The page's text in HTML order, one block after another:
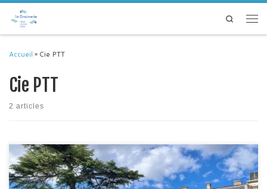
Passer au contenu
Search
Accueil » Cie PTT
Cie PTT
2 articles